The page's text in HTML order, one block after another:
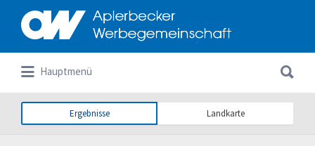
Suchen
nach:
Hauptmenü
nach:
Ergebnisse Landkarte